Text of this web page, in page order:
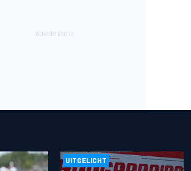
UITGELICHT